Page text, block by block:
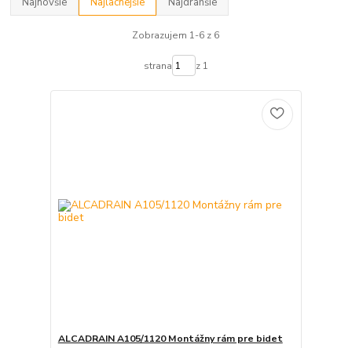
Zobrazujem 1-6 z 6
strana z 1
ALCADRAIN A105/1120 Montážny rám pre bidet